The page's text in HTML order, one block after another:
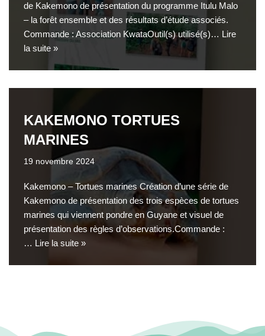
de Kakemono de présentation du programme Itulu Malo
– la forêt ensemble et des résultats d’étude associés.
Commande : Association KwataOutil(s) utilisé(s)… Lire
la suite »
KAKEMONO TORTUES
MARINES
19 novembre 2024
Kakemono – Tortues marines Création d’une série de
Kakemono de présentation des trois espèces de tortues
marines qui viennent pondre en Guyane et visuel de
présentation des règles d’observations.Commande :
… Lire la suite »